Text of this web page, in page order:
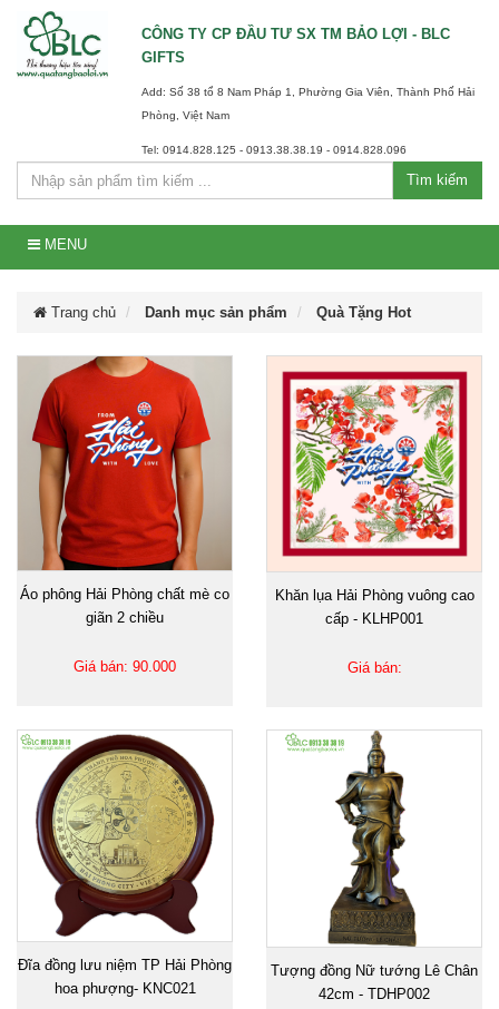
CÔNG TY CP ĐẦU TƯ SX TM BẢO LỢI - BLC
GIFTS
Add: Số 38 tổ 8 Nam Pháp 1, Phường Gia Viên, Thành Phố Hải
Phòng, Việt Nam
Tel: 0914.828.125 - 0913.38.38.19 - 0914.828.096
Tìm kiếm
MENU
Trang chủ Danh mục sản phẩm Quà Tặng Hot
Áo phông Hải Phòng chất mè co
giãn 2 chiều
Giá bán: 90.000
Khăn lụa Hải Phòng vuông cao
cấp - KLHP001
Giá bán:
Đĩa đồng lưu niệm TP Hải Phòng
hoa phượng- KNC021
Tượng đồng Nữ tướng Lê Chân
42cm - TDHP002